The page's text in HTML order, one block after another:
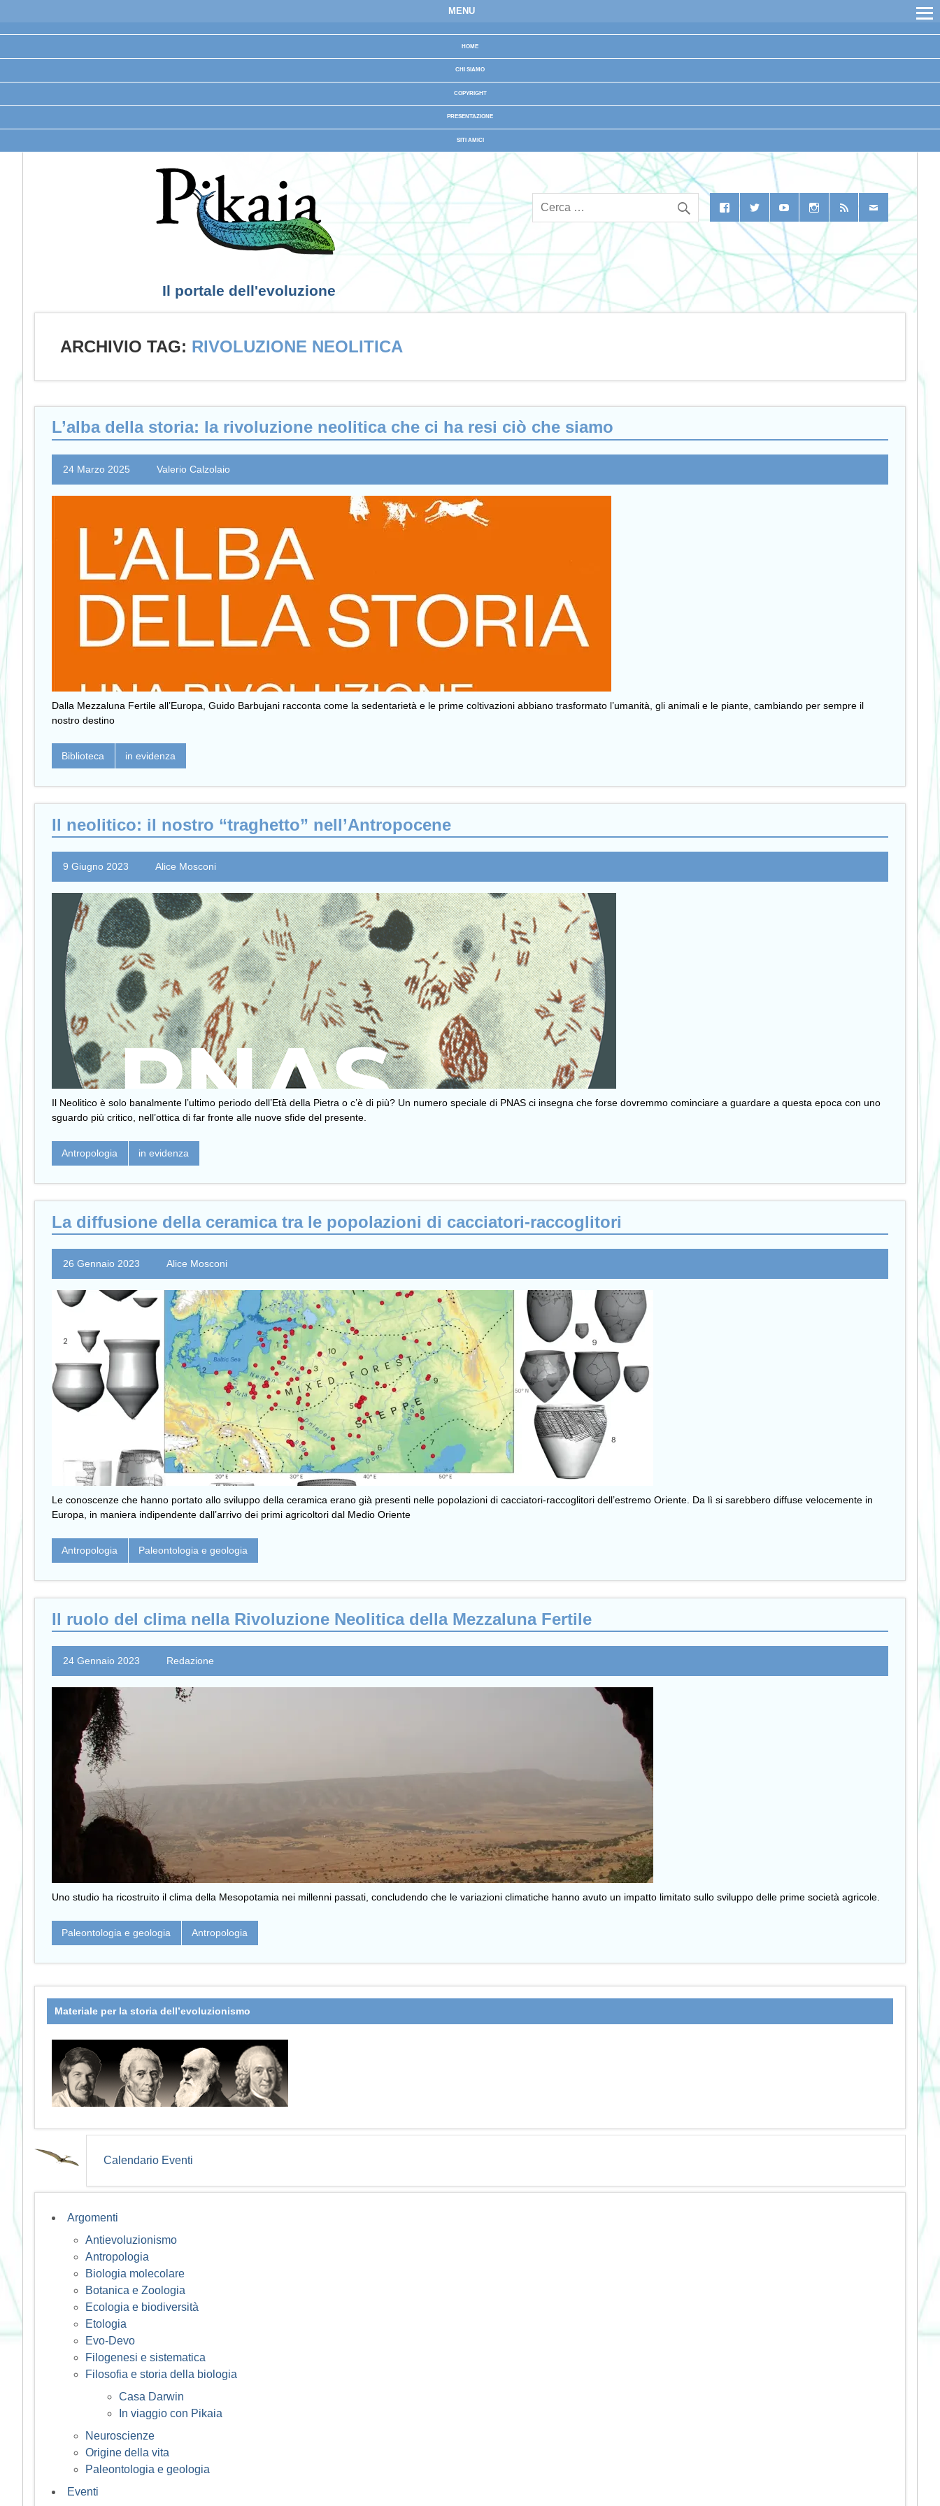
MENU
HOME
CHI SIAMO
COPYRIGHT
PRESENTAZIONE
SITI AMICI
Il portale dell'evoluzione
ARCHIVIO TAG: RIVOLUZIONE NEOLITICA
L’alba della storia: la rivoluzione neolitica che ci ha resi ciò che siamo
24 Marzo 2025 Valerio Calzolaio
Dalla Mezzaluna Fertile all’Europa, Guido Barbujani racconta come la sedentarietà e le prime coltivazioni abbiano trasformato l’umanità, gli animali e le piante, cambiando per sempre il
nostro destino
Biblioteca in evidenza
Il neolitico: il nostro “traghetto” nell’Antropocene
9 Giugno 2023 Alice Mosconi
Il Neolitico è solo banalmente l’ultimo periodo dell’Età della Pietra o c’è di più? Un numero speciale di PNAS ci insegna che forse dovremmo cominciare a guardare a questa epoca con uno
sguardo più critico, nell’ottica di far fronte alle nuove sfide del presente.
Antropologia in evidenza
La diffusione della ceramica tra le popolazioni di cacciatori-raccoglitori
26 Gennaio 2023 Alice Mosconi
Le conoscenze che hanno portato allo sviluppo della ceramica erano già presenti nelle popolazioni di cacciatori-raccoglitori dell’estremo Oriente. Da lì si sarebbero diffuse velocemente in
Europa, in maniera indipendente dall’arrivo dei primi agricoltori dal Medio Oriente
Antropologia Paleontologia e geologia
Il ruolo del clima nella Rivoluzione Neolitica della Mezzaluna Fertile
24 Gennaio 2023 Redazione
Uno studio ha ricostruito il clima della Mesopotamia nei millenni passati, concludendo che le variazioni climatiche hanno avuto un impatto limitato sullo sviluppo delle prime società agricole.
Paleontologia e geologia Antropologia
Materiale per la storia dell’evoluzionismo
Calendario Eventi
Argomenti
Antievoluzionismo
Antropologia
Biologia molecolare
Botanica e Zoologia
Ecologia e biodiversità
Etologia
Evo-Devo
Filogenesi e sistematica
Filosofia e storia della biologia
Casa Darwin
In viaggio con Pikaia
Neuroscienze
Origine della vita
Paleontologia e geologia
Eventi